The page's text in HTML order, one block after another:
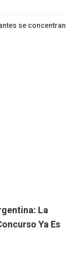
se concentran
La
Ya Es